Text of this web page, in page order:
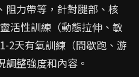
阻力帶等，針對腿部、核
活性訓練（動態拉伸、敏
2天有氧訓練（間歇跑、游
整強度和內容。